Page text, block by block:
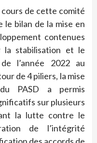
de cette comité
le bilan de la mise en
contenues
la stabilisation et le
l’année 2022 au
de 4 piliers, la mise
PASD a permis
sur plusieurs
la lutte contre le
de l’intégrité